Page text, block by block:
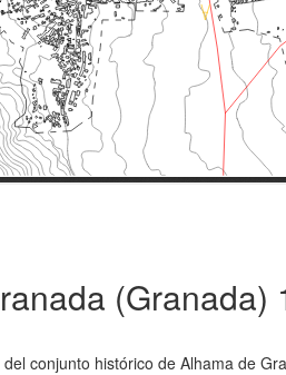
(Granada)
conjunto histórico de Alhama de